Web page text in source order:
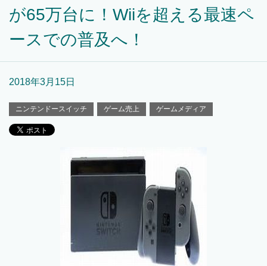
が65万台に！Wiiを超える最速ペ
ースでの普及へ！
2018年3月15日
ニンテンドースイッチ ゲーム売上 ゲームメディア